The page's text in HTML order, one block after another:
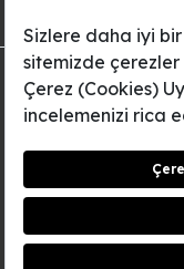
© Filli Boya 2026.